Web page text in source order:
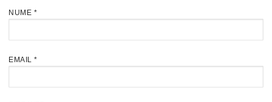
NUME *
EMAIL *